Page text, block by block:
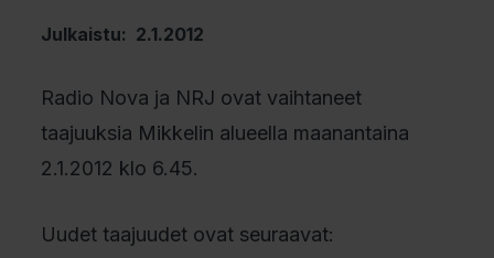
Julkaistu: 2.1.2012
Radio Nova ja NRJ ovat vaihtaneet
taajuuksia Mikkelin alueella maanantaina
2.1.2012 klo 6.45.
Uudet taajuudet ovat seuraavat: